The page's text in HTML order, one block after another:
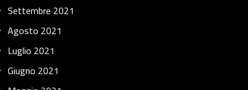
Settembre 2021
Agosto 2021
Luglio 2021
Giugno 2021